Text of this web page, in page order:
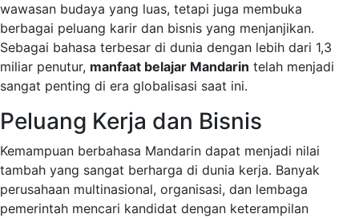
wawasan budaya yang luas, tetapi juga membuka
berbagai peluang karir dan bisnis yang menjanjikan.
Sebagai bahasa terbesar di dunia dengan lebih dari 1,3
miliar penutur, manfaat belajar Mandarin telah menjadi
sangat penting di era globalisasi saat ini.
Peluang Kerja dan Bisnis
Kemampuan berbahasa Mandarin dapat menjadi nilai
tambah yang sangat berharga di dunia kerja. Banyak
perusahaan multinasional, organisasi, dan lembaga
pemerintah mencari kandidat dengan keterampilan